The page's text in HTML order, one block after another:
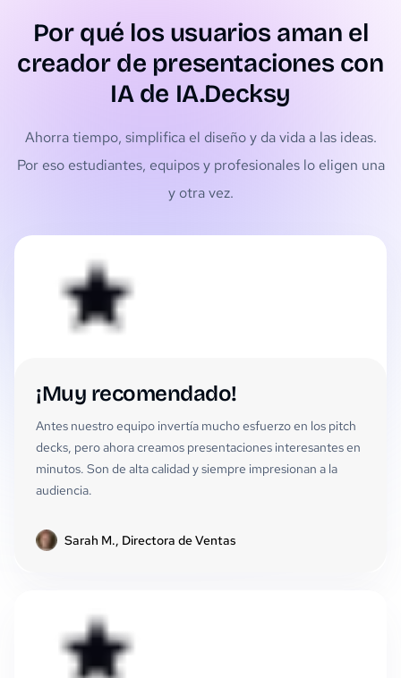
Por qué los usuarios aman el
creador de presentaciones con
IA de IA.Decksy
Ahorra tiempo, simplifica el diseño y da vida a las ideas.
Por eso estudiantes, equipos y profesionales lo eligen una
y otra vez.
¡Muy recomendado!
Antes nuestro equipo invertía mucho esfuerzo en los pitch
decks, pero ahora creamos presentaciones interesantes en
minutos. Son de alta calidad y siempre impresionan a la
audiencia.
Sarah M., Directora de Ventas